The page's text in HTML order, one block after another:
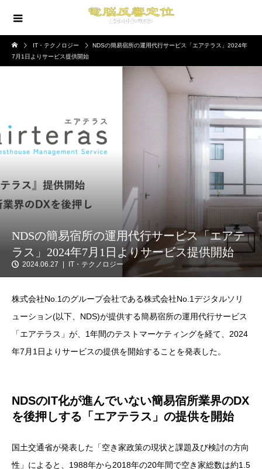
IT・テクノロジー
NDSの簡易宿所の運用代行サービス「エアテラス」2024年
7月1日よりサービス提供開始
NDSの簡易宿所の運用代行サービス「エアテ
ラス」2024年7月1日よりサービス提供開始
2024.06.27 IT・テクノロジー
株式会社No.1のグループ会社である株式会社No.1デジタルソリ
ューション(以下、NDS)が提供する簡易宿所の運用代行サービス
「エアテラス」が、1年間のテストマーケティングを経て、2024
年7月1日よりサービスの提供を開始することを発表した。
NDSのIT化が進んでいない簡易宿所業界のDX
を後押しする「エアテラス」の提供を開始
国土交通省が発表した「空き家政策の現状と課題及び検討の方向
性」によると、1988年から2018年の20年間で空き家総数は約1.5